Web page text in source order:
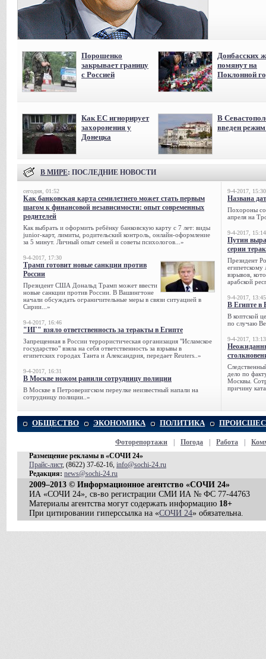
Порошенко
закрывает границу
с Россией
Донбасских
помянут на
Поклонной
Как ЕС игнорирует
захоронения у
Донецка
В
введен
В МИРЕ: ПОСЛЕДНИЕ НОВОСТИ
сегодня, 01:52
Как банковская карта семилетнего может стать первым
шагом к финансовой независимости: опыт современных
родителей
Как выбрать и оформить ребёнку банковскую карту с 7 лет: виды
junior-карт, лимиты, родительский контроль, онлайн-оформление
за 5 минут. Личный опыт семей и советы психологов...»
9-4-2017, 17:30
Трамп готовит новые санкции против
России
Президент США Дональд Трамп может ввести
новые санкции против России. В Вашингтоне
начали обсуждать ограничительные меры в связи ситуацией в
Сирии...»
9-4-2017, 16:46
"ИГ" взяло ответственность за теракты в Египте
Запрещенная в России террористическая организация "Исламское
государство" взяла на себя ответственность за взрывы в
египетских городах Танта и Александрия, передает Reuters..»
9-4-2017, 16:31
В Москве ножом ранили сотрудницу полиции
В Москве в Петроверигском переулке неизвестный напали на
сотрудницу полиции..»
9-4-2017, 15:30
Названа
Похороны
апреля на
9-4-2017, 15:14
Путин
серии
Президент
египетскому
взрывов,
арабской
9-4-2017, 13:45
В Египте в
В коптской
по случаю
9-4-2017, 13:13
дело по
Москвы.
причину
ОБЩЕСТВО ЭКОНОМИКА ПОЛИТИКА
Фоторепортажи Погода Работа
Размещение рекламы в «СОЧИ 24»
Прайс-лист, (8622) 37-62-16, info@sochi-24.ru
Редакция: news@sochi-24.ru
2009–2013 © Информационное агентство «СОЧИ 24»
ИА «СОЧИ 24», св-во регистрации СМИ ИА № ФС 77-44763
Материалы агентства могут содержать информацию 18+
При цитировании гиперссылка на «СОЧИ 24» обязательна.